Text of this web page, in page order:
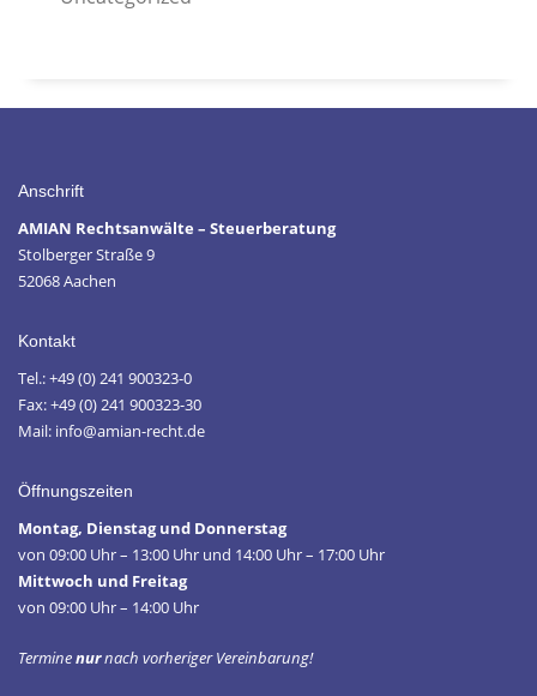
Anschrift
AMIAN Rechtsanwälte – Steuerberatung
Stolberger Straße 9
52068 Aachen
Kontakt
Tel.: +49 (0) 241 900323-0
Fax: +49 (0) 241 900323-30
Mail: info@amian-recht.de
Öffnungszeiten
Montag, Dienstag und Donnerstag
von 09:00 Uhr – 13:00 Uhr und 14:00 Uhr – 17:00 Uhr
Mittwoch und Freitag
von 09:00 Uhr – 14:00 Uhr
Terminenurnach vorheriger Vereinbarung!